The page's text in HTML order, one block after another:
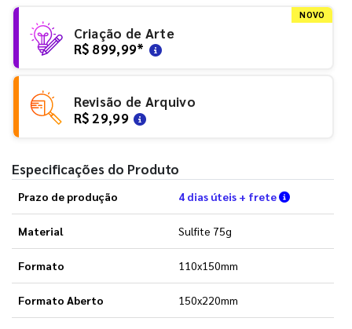
NOVO
Criação de Arte
R$ 899,99*
Revisão de Arquivo
R$ 29,99
Especificações do Produto
Prazo de produção 4 dias úteis + frete Verifique
Material Sulfite 75g
Formato 110x150mm
Formato Aberto 150x220mm